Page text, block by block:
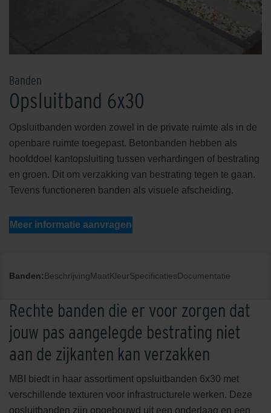
Banden
Opsluitband 6x30
Opsluitbanden worden zowel in de private ruimte als in de
openbare ruimte toegepast. Betonbanden hebben als
hoofddoel kantopsluiting tussen verhardingen of bestrating
en groen. Dit om verzakking van bestrating tegen te gaan.
Tevens functioneren banden als visuele afscheiding.
Meer informatie aanvragen
Banden:BeschrijvingMaatKleurSpecificatiesDocumentatie
Rechte banden die er voor zorgen dat
jouw pas aangelegde bestrating niet
aan de zijkanten kan verzakken
MBI biedt in haar assortiment opsluitbanden 6x30 met
verschillende texturen voor infrastructurele werken. Deze
opsluitbanden zijn opgebouwd uit een onderlaag en een